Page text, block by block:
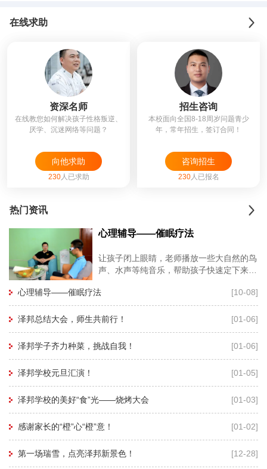
在线求助
资深名师
在线教您如何解决孩子性格叛逆、
厌学、沉迷网络等问题？
向他求助
230人已求助
招生咨询
本校面向全国8-18周岁问题青少
年，常年招生，签订合同！
咨询招生
230人已报名
热门资讯
心理辅导——催眠疗法
让孩子闭上眼睛，老师播放一些大自然的鸟
声、水声等纯音乐，帮助孩子快速定下来，
利于心理老师深度进入孩子的
心理辅导——催眠疗法 [10-08]
泽邦总结大会，师生共前行！ [01-06]
泽邦学子齐力种菜，挑战自我！ [01-06]
泽邦学校元旦汇演！ [01-05]
泽邦学校的美好“食”光——烧烤大会 [01-03]
感谢家长的“橙”心“橙”意！ [01-02]
第一场瑞雪，点亮泽邦新景色！ [12-28]